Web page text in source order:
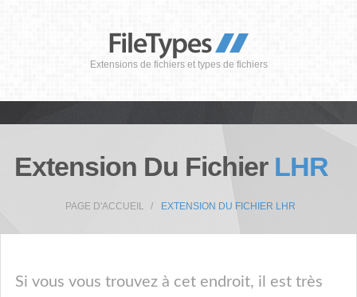
Extensions de fichiers et types de fichiers
Extension Du Fichier LHR
PAGE D'ACCUEIL EXTENSION DU FICHIER LHR
Si vous vous trouvez à cet endroit, il est très